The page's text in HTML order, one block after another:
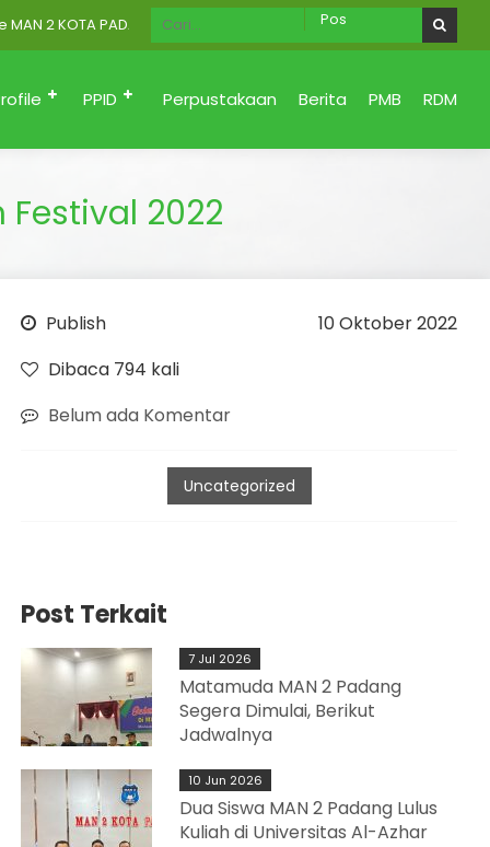
PADANG Menuju Zona Integritas (Bersih dari korupsi, Santun
PPID Perpustakaan Berita PMB RDM
2022
Publish
10 Oktober 2022
Dibaca 794 kali
Belum ada Komentar
Uncategorized
Post Terkait
7 Jul 2026
Matamuda MAN 2 Padang
Segera Dimulai, Berikut
Jadwalnya
10 Jun 2026
Dua Siswa MAN 2 Padang Lulus
Kuliah di Universitas Al-Azhar